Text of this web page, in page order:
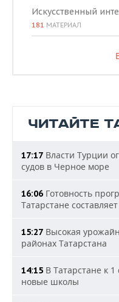
Искусственный
181 МАТЕРИАЛ
ЧИТАЙТЕ
17:17 Власти Турции
судов в Черное море
16:06 Готовность
Татарстане
15:27 Высокая
районах Татарстана
14:15 В Татарстане к
новые школы